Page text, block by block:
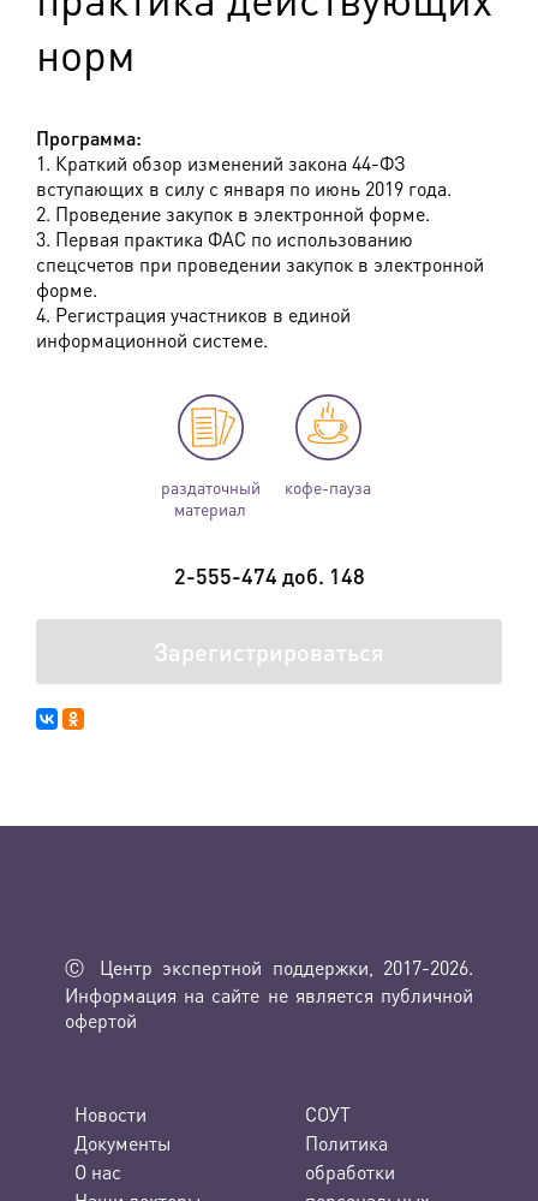
норм
Программа:
1. Краткий обзор изменений закона 44-ФЗ
вступающих в силу с января по июнь 2019 года.
2. Проведение закупок в электронной форме.
3. Первая практика ФАС по использованию
спецсчетов при проведении закупок в электронной
форме.
4. Регистрация участников в единой
информационной системе.
раздаточный
материал
кофе-пауза
2-555-474 доб. 148
Зарегистрироваться
Ⓒ Центр экспертной поддержки, 2017-2026.
Информация на сайте не является публичной
офертой
Новости
Документы
О нас
СОУТ
Политика
обработки